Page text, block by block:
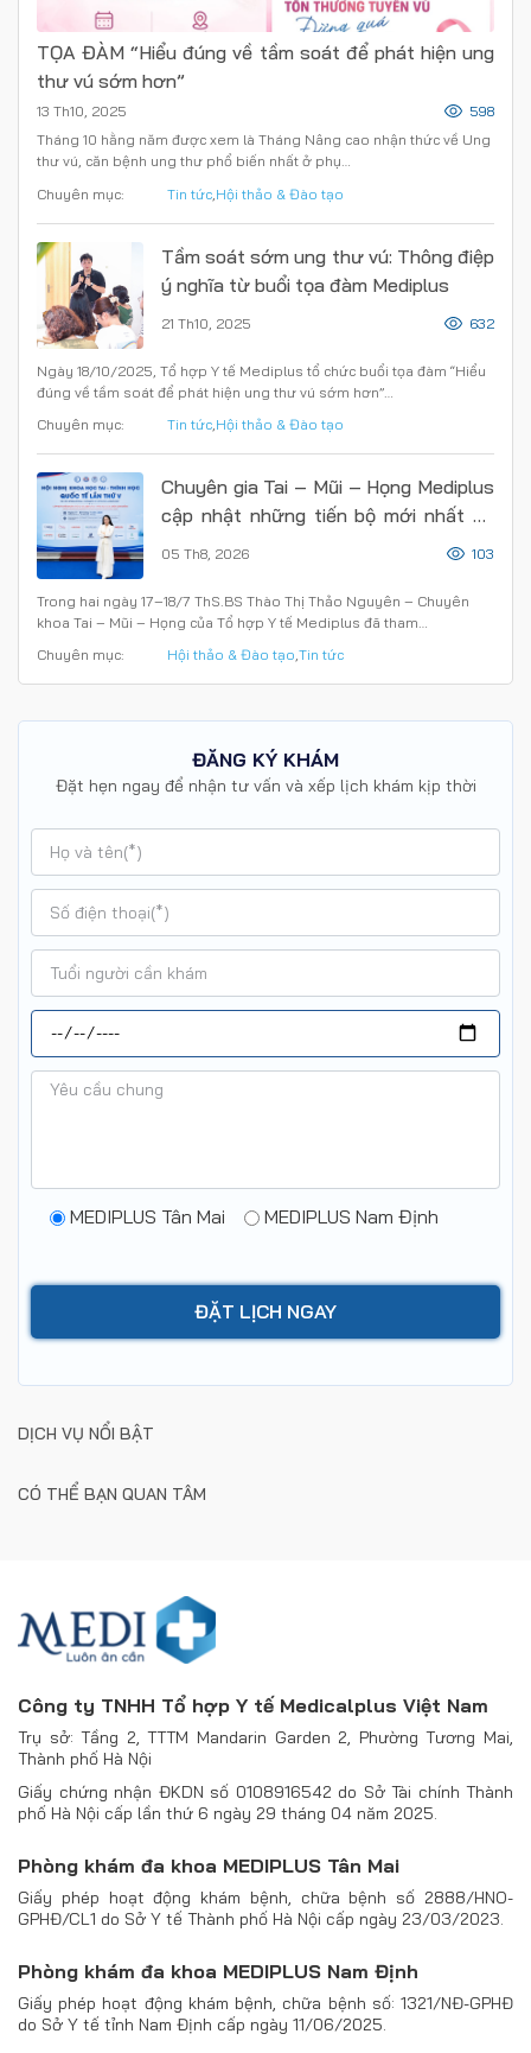
TỌA ĐÀM “Hiểu đúng về tầm soát để phát hiện ung
thư vú sớm hơn”
Tháng 10 hằng năm được xem là Tháng Nâng cao nhận thức về Ung
thư vú, căn bệnh ung thư phổ biến nhất ở phụ…
13 Th10, 2025 598
Chuyên mục: Tin tức Hội thảo & Đào tạo
Tầm soát sớm ung thư vú: Thông điệp
ý nghĩa từ buổi tọa đàm Mediplus
Ngày 18/10/2025, Tổ hợp Y tế Mediplus tổ chức buổi tọa đàm “Hiểu
đúng về tầm soát để phát hiện ung thư vú sớm hơn”…
21 Th10, 2025 632
Chuyên mục: Tin tức Hội thảo & Đào tạo
Chuyên gia Tai – Mũi – Họng Mediplus
cập nhật những tiến bộ mới nhất từ
Trong hai ngày 17–18/7 ThS.BS Thào Thị Thảo Nguyên – Chuyên
khoa Tai – Mũi – Họng của Tổ hợp Y tế Mediplus đã tham…
05 Th8, 2026 103
Chuyên mục: Hội thảo & Đào tạo Tin tức
ĐĂNG KÝ KHÁM
Đặt hẹn ngay để nhận tư vấn và xếp lịch khám kịp thời
MEDIPLUS Tân Mai MEDIPLUS Nam Định
DỊCH VỤ NỔI BẬT
CÓ THỂ BẠN QUAN TÂM
Công ty TNHH Tổ hợp Y tế Medicalplus Việt Nam
Trụ sở: Tầng 2, TTTM Mandarin Garden 2, Phường Tương Mai,
Thành phố Hà Nội
Giấy chứng nhận ĐKDN số 0108916542 do Sở Tài chính Thành
phố Hà Nội cấp lần thứ 6 ngày 29 tháng 04 năm 2025.
Phòng khám đa khoa MEDIPLUS Tân Mai
Giấy phép hoạt động khám bệnh, chữa bệnh số 2888/HNO-
GPHĐ/CL1 do Sở Y tế Thành phố Hà Nội cấp ngày 23/03/2023.
Phòng khám đa khoa MEDIPLUS Nam Định
Giấy phép hoạt động khám bệnh, chữa bệnh số: 1321/NĐ-GPHĐ
do Sở Y tế tỉnh Nam Định cấp ngày 11/06/2025.